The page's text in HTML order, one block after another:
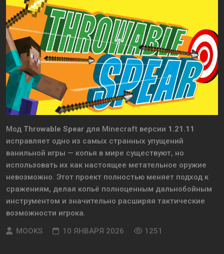
Мод Throwable Spear для Minecraft версии 1.21.11
исправляет одно из самых странных упущений
ванильной игры — копья в мире существуют, но
использовать их как настоящее метательное оружие
невозможно. Этот проект полностью меняет подход к
сражениям, делая копьё полноценным дальнобойным
инструментом и значительно расширяя тактические
возможности игрока.
MOOKS
10 ЯНВАРЯ 2026 1251